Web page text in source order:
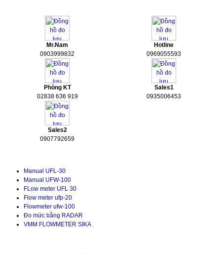
Mr.Nam
0903999832
Hotline
0969055593
Phòng KT
02838 636 919
Sales1
0935006453
Sales2
0907792659
Manual UFL-30
Manual UFW-100
FLow meter UFL 30
Flow meter ufp-20
Flowmeter ufw-100
Đo mức bằng RADAR
VMM FLOWMETER SIKA